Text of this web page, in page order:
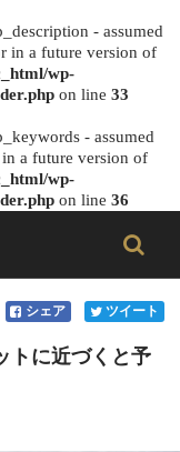
- assumed
in a future version of
wp-
on line 33
- assumed
a future version of
wp-
on line 36
シェア ツイート
トに近づくと予